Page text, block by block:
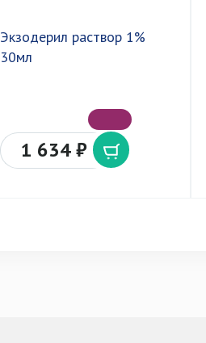
Экзодерил раствор 1%
30мл
1 634 ₽